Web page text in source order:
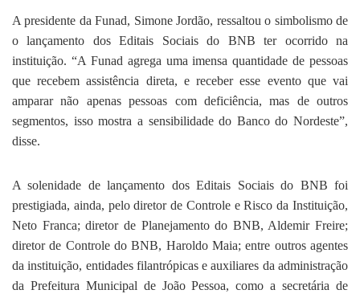
A presidente da Funad, Simone Jordão, ressaltou o simbolismo de
o lançamento dos Editais Sociais do BNB ter ocorrido na
instituição. “A Funad agrega uma imensa quantidade de pessoas
que recebem assistência direta, e receber esse evento que vai
amparar não apenas pessoas com deficiência, mas de outros
segmentos, isso mostra a sensibilidade do Banco do Nordeste”,
disse.
A solenidade de lançamento dos Editais Sociais do BNB foi
prestigiada, ainda, pelo diretor de Controle e Risco da Instituição,
Neto Franca; diretor de Planejamento do BNB, Aldemir Freire;
diretor de Controle do BNB, Haroldo Maia; entre outros agentes
da instituição, entidades filantrópicas e auxiliares da administração
da Prefeitura Municipal de João Pessoa, como a secretária de